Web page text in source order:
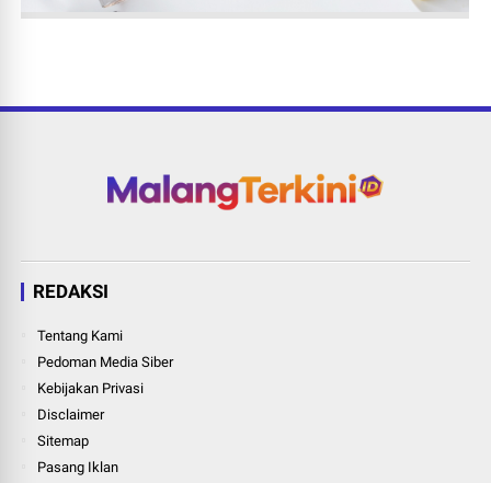
REDAKSI
Tentang Kami
Pedoman Media Siber
Kebijakan Privasi
Disclaimer
Sitemap
Pasang Iklan